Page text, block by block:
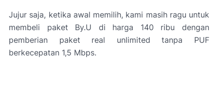
Jujur saja, ketika awal memilih, kami masih ragu untuk
membeli paket By.U di harga 140 ribu dengan
pemberian paket real unlimited tanpa PUF
berkecepatan 1,5 Mbps.